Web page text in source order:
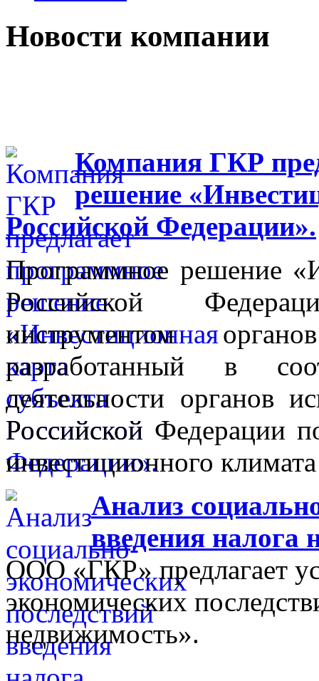
Новости компании
Компания ГКР
решение
Российской Федерации».
Программное решение
Российской
инструментом
разработанный в
деятельности органов
Российской Федерации
инвестиционного
Анализ
введения налога
ООО «ГКР» предлагает
экономических
недвижимость».